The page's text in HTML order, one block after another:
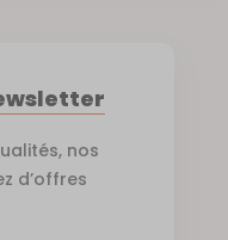
nos
d’offres